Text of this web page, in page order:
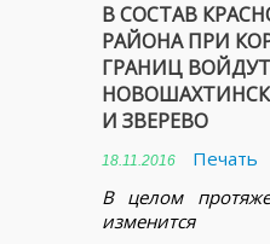
В СОСТАВ
РАЙОНА ПРИ
ГРАНИЦ
И ЗВЕРЕВО
18.11.2016
Печать
В целом
изменится